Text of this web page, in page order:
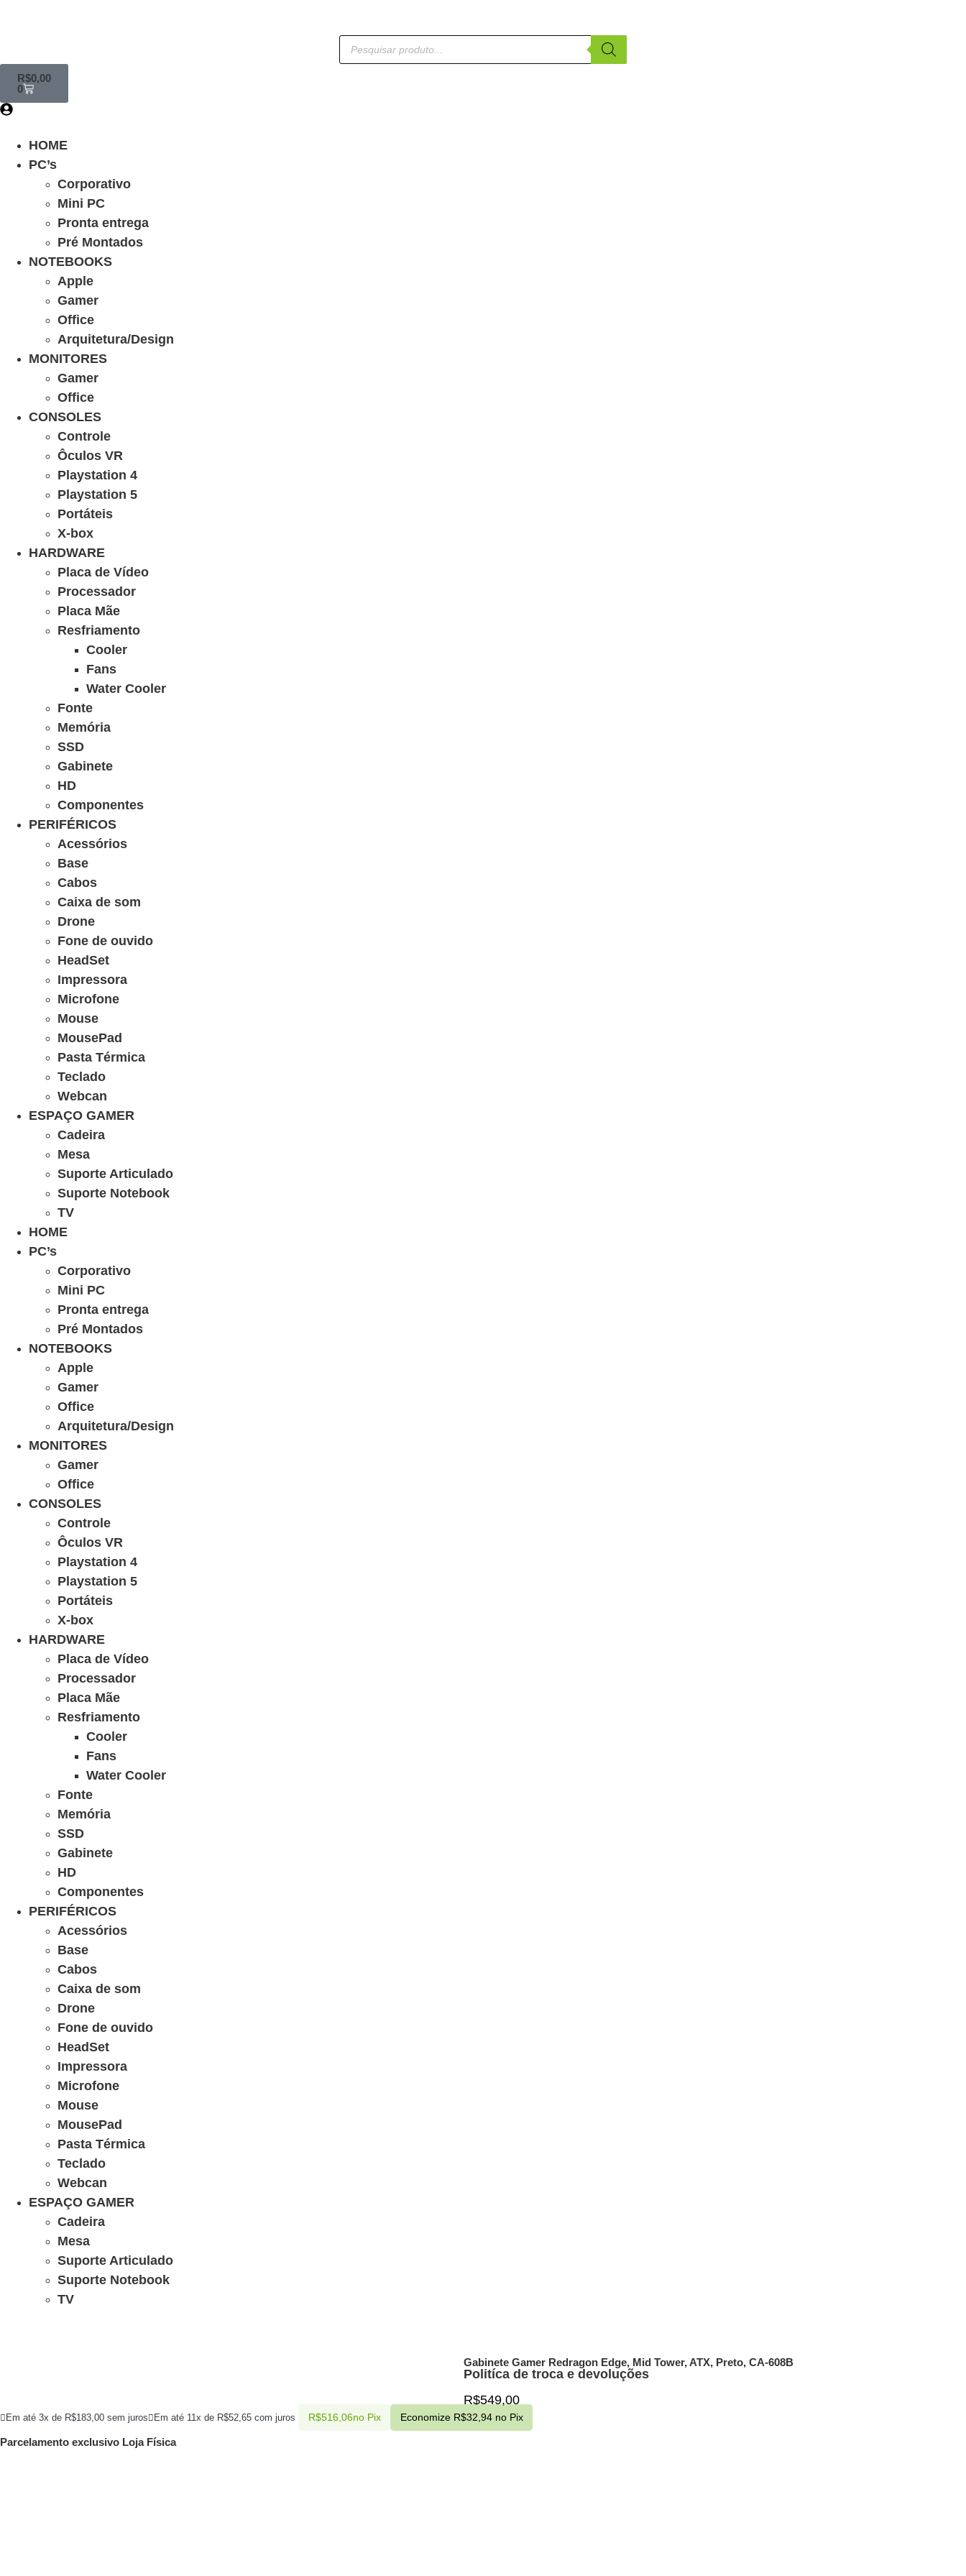
R$0,00
0
HOME
PC’s
Corporativo
Mini PC
Pronta entrega
Pré Montados
NOTEBOOKS
Apple
Gamer
Office
Arquitetura/Design
MONITORES
Gamer
Office
CONSOLES
Controle
Ôculos VR
Playstation 4
Playstation 5
Portáteis
X-box
HARDWARE
Placa de Vídeo
Processador
Placa Mãe
Resfriamento
Cooler
Fans
Water Cooler
Fonte
Memória
SSD
Gabinete
HD
Componentes
PERIFÉRICOS
Acessórios
Base
Cabos
Caixa de som
Drone
Fone de ouvido
HeadSet
Impressora
Microfone
Mouse
MousePad
Pasta Térmica
Teclado
Webcan
ESPAÇO GAMER
Cadeira
Mesa
Suporte Articulado
Suporte Notebook
TV
HOME
PC’s
Corporativo
Mini PC
Pronta entrega
Pré Montados
NOTEBOOKS
Apple
Gamer
Office
Arquitetura/Design
MONITORES
Gamer
Office
CONSOLES
Controle
Ôculos VR
Playstation 4
Playstation 5
Portáteis
X-box
HARDWARE
Placa de Vídeo
Processador
Placa Mãe
Resfriamento
Cooler
Fans
Water Cooler
Fonte
Memória
SSD
Gabinete
HD
Componentes
PERIFÉRICOS
Acessórios
Base
Cabos
Caixa de som
Drone
Fone de ouvido
HeadSet
Impressora
Microfone
Mouse
MousePad
Pasta Térmica
Teclado
Webcan
ESPAÇO GAMER
Cadeira
Mesa
Suporte Articulado
Suporte Notebook
TV
Gabinete Gamer Redragon Edge, Mid Tower, ATX, Preto, CA-608B
Politíca de troca e devoluções
R$549,00
Em até 3x de R$183,00 sem juros Em até 11x de R$52,65 com juros R$516,06no Pix Economize R$32,94no Pix
Parcelamento exclusivo Loja Física